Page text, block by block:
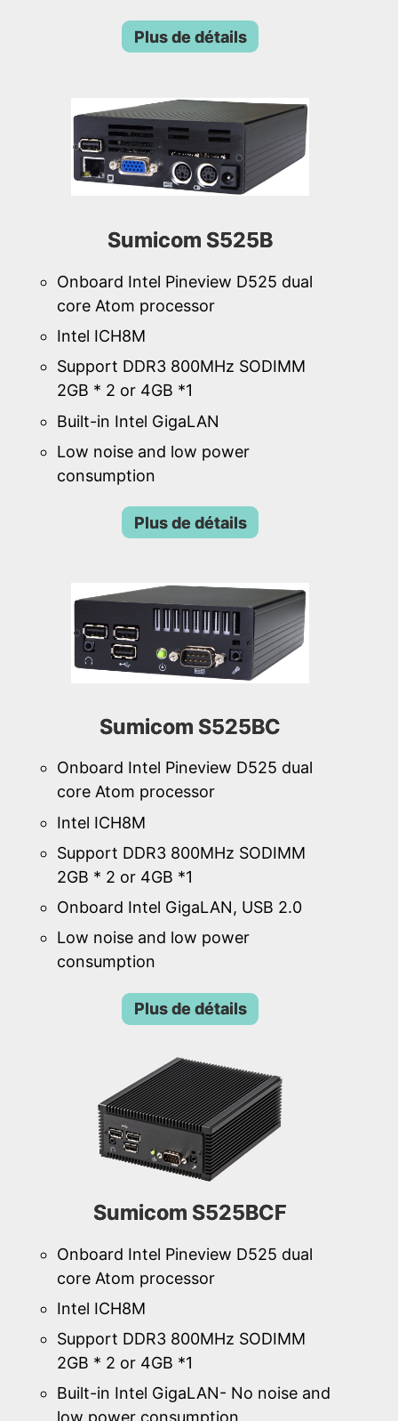
Plus de détails
Sumicom S525B
Onboard Intel Pineview D525 dual
core Atom processor
Intel ICH8M
Support DDR3 800MHz SODIMM
2GB * 2 or 4GB *1
Built-in Intel GigaLAN
Low noise and low power
consumption
Plus de détails
Sumicom S525BC
Onboard Intel Pineview D525 dual
core Atom processor
Intel ICH8M
Support DDR3 800MHz SODIMM
2GB * 2 or 4GB *1
Onboard Intel GigaLAN, USB 2.0
Low noise and low power
consumption
Plus de détails
Sumicom S525BCF
Onboard Intel Pineview D525 dual
core Atom processor
Intel ICH8M
Support DDR3 800MHz SODIMM
2GB * 2 or 4GB *1
Built-in Intel GigaLAN- No noise and
low power consumption